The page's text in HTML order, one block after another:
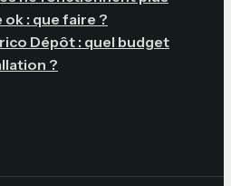
: que faire ?
Dépôt : quel budget
?